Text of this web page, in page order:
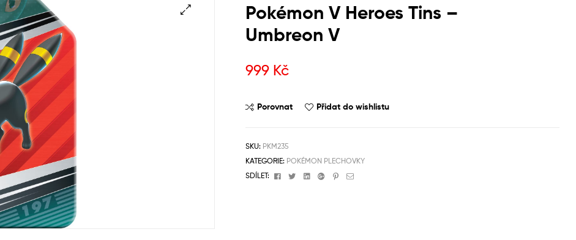
Pokémon V Heroes Tins –
Umbreon V
999 Kč
Porovnat Přidat do wishlistu
SKU: PKM235
KATEGORIE: POKÉMON PLECHOVKY
SDÍLET:
FacebookTwitterLinkedinGoogle+Pinterest
Email